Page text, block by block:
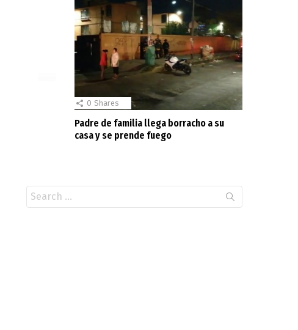
0 Shares
Padre de familia llega borracho a su
casa y se prende fuego
for: